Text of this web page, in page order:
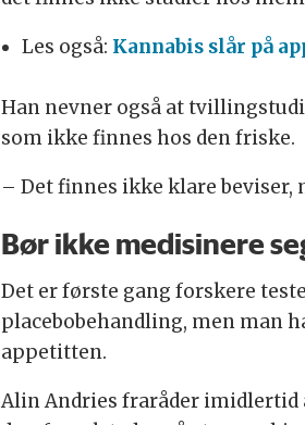
Les også: Kannabis slår på
Han nevner også at
som ikke finnes hos den friske.
– Det finnes ikke klare beviser,
Bør ikke medisinere
Det er første gang forskere
placebobehandling, men man
appetitten.
Alin Andries fraråder imidlertid